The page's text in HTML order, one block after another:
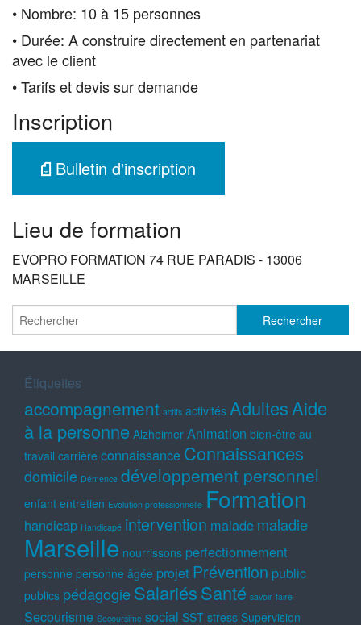
• Nombre: 10 à 15 personnes
• Durée: A construire directement en partenariat
avec le client
• Tarifs et devis sur demande
Inscription
Bulletin d'inscription
Lieu de formation
EVOPRO FORMATION 74 RUE PARADIS - 13006
MARSEILLE
Étiquettes
accompagnement actifs activités AdultesAide
à la personne Alzheimer Animation bien-être au
travail carrière connaissance Connaissances
domicile Démence développement personnel
enfant entretien Evolution professionnelle Formation
handicap Handicapé intervention malade maladie
Marseille nourrissons perfectionnement
personne personne âgée projet Prévention public
publics pédagogieSalariésSanté savoir-faire
Secourisme Secoursime social SST stress Supervision